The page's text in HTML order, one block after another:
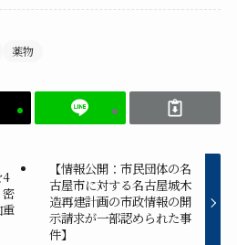
薬物
4
【情報公開：市民団体の名
古屋市に対する名古屋城木
造再建計画の市政情報の開
示請求が一部認められた事
件】